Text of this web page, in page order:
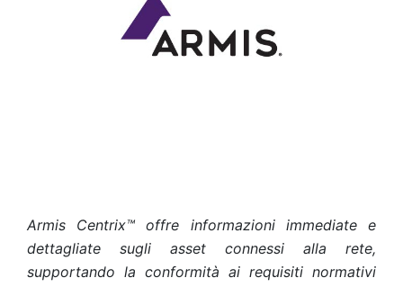
Armis Centrix™ offre informazioni immediate e
dettagliate sugli asset connessi alla rete,
supportando la conformità ai requisiti normativi